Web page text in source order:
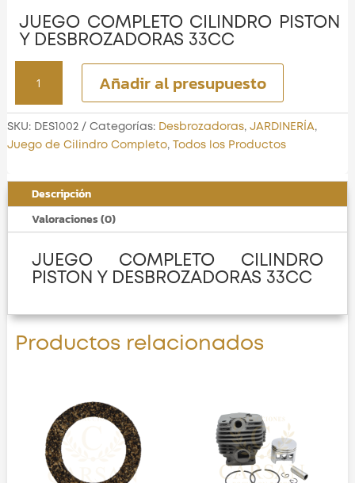
JUEGO COMPLETO CILINDRO PISTON
Y DESBROZADORAS 33CC
COMPLETO
CILINDRO
PISTON
Y
33CC
cantidad
Añadir al presupuesto
SKU: DES1002 Categorías: Desbrozadoras, JARDINERÍA,
Juego de Cilindro Completo, Todos los Productos
Descripción
Valoraciones (0)
JUEGO COMPLETO CILINDRO
PISTON Y DESBROZADORAS 33CC
Productos relacionados